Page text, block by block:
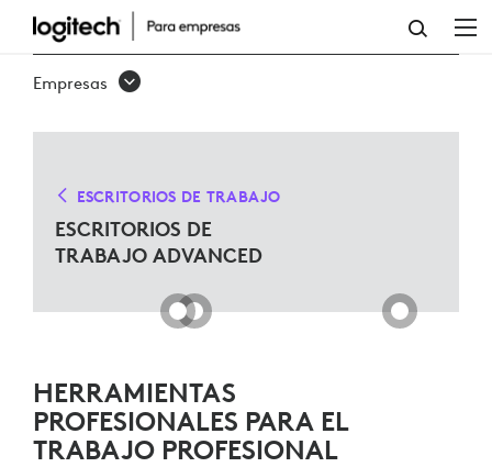
SOLUCIONES
DE
TRABAJO
ADVANCED
PARA
MICROSOFT
Empresas
ESCRITORIOS DE TRABAJO
ESCRITORIOS DE
TRABAJO ADVANCED
HERRAMIENTAS
PROFESIONALES PARA EL
TRABAJO PROFESIONAL